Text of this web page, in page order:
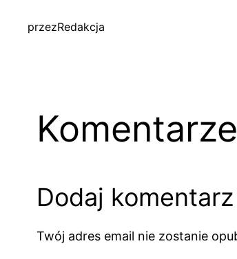
przezRedakcja
Komentarze
Dodaj komentarz
Twój adres email nie zostanie